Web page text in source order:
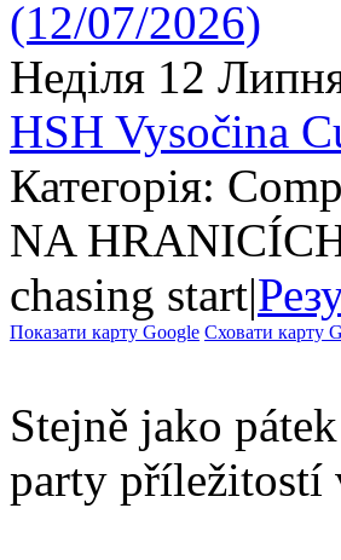
Неділя 12
HSH Vysočina
Категорія:
NA
chasing start|
Показати карту Google Сховати карту
Stejně jako
party příležitostí